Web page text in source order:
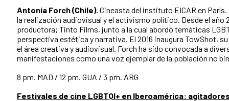
Antonia Forch (Chile). Cineasta del instituto EICAR en
la realización audiovisual y el activismo político. Desde el año
productora; Tinto Films, junto a la cual abordó temáticas
perspectiva estética y narrativa. El 2016 inaugura TowShot,
el área creativa y audiovisual. Forch ha sido convocada a
manifestaciones como una voz ejemplar de la población no
8 pm. MAD / 12 pm. GUA / 3 pm. ARG
Festivales de cine LGBTQI+ en Iberoamérica: